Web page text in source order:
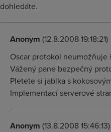
dohledáte.
Anonym (12.8.2008 19:18:21)
Oscar protokol
Vážený pane bezpečný
Pletete si jablka s
Implementací serverové
Anonym (13.8.2008 15:46:13)